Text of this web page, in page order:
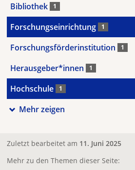
Bibliothek 1
Forschungseinrichtung 1
Forschungsförderinstitution 1
Herausgeber*innen 1
Hochschule 1
Mehr zeigen
Zuletzt bearbeitet am 11. Juni 2025
Mehr zu den Themen dieser Seite: